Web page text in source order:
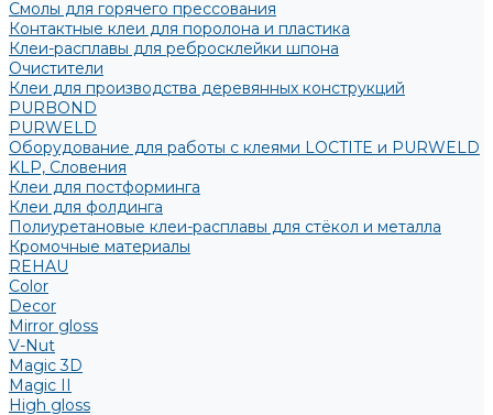
Смолы для горячего прессования
Контактные клеи для поролона и пластика
Клеи-расплавы для ребросклейки шпона
Очистители
Клеи для производства деревянных конструкций
PURBOND
PURWELD
Оборудование для работы с клеями LOCTITE и PURWELD
KLP, Словения
Клеи для постформинга
Клеи для фолдинга
Полиуретановые клеи-расплавы для стёкол и металла
Кромочные материалы
REHAU
Color
Decor
Mirror gloss
V-Nut
Magic 3D
Magic II
High gloss